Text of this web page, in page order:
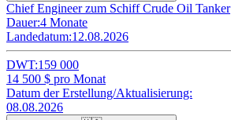
Chief Engineer zum Schiff Crude Oil Tanker
Dauer:4 Monate
Landedatum:12.08.2026
DWT:159 000
14 500 $ pro Monat
Datum der Erstellung/Aktualisierung:
08.08.2026